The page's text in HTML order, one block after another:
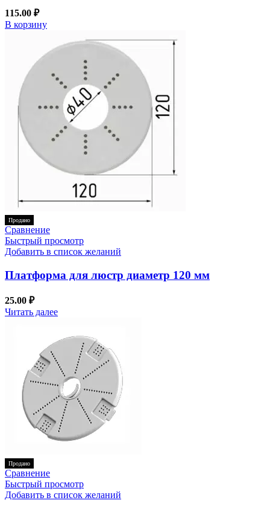
115.00 ₽
В корзину
Продано
Сравнение
Быстрый просмотр
Добавить в список желаний
Платформа для люстр диаметр 120 мм
25.00 ₽
Читать далее
Продано
Сравнение
Быстрый просмотр
Добавить в список желаний